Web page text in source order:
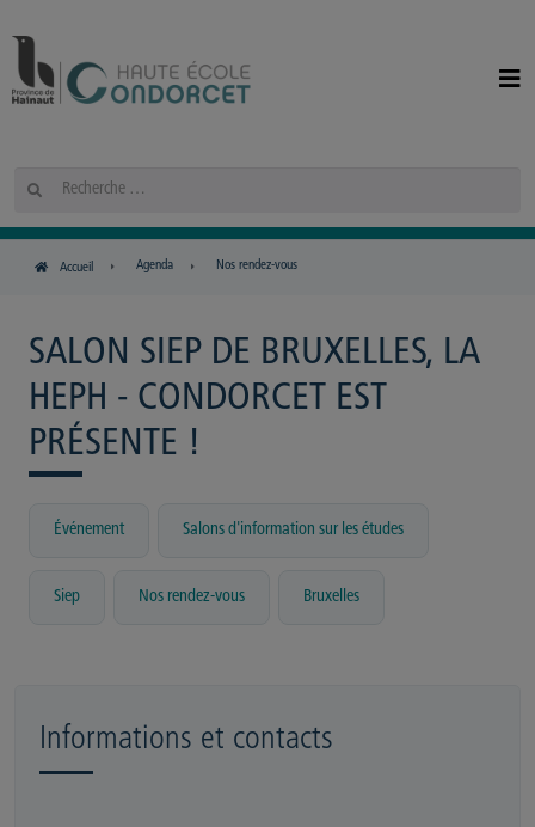
Rechercher
Accueil Agenda Nos rendez-vous
SALON SIEP DE BRUXELLES, LA
HEPH - CONDORCET EST
PRÉSENTE !
événement Salons d'information sur les études
Siep Nos rendez-vous Bruxelles
Informations et contacts